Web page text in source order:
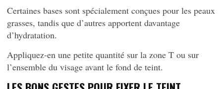
Certaines bases sont spécialement conçues pour les peaux
grasses, tandis que d’autres apportent davantage
d’hydratation.
Appliquez-en une petite quantité sur la zone T ou sur
l’ensemble du visage avant le fond de teint.